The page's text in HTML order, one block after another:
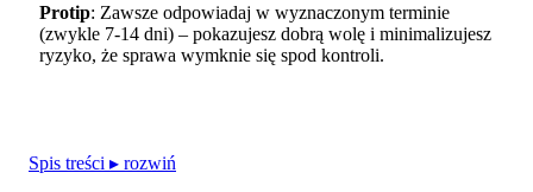
Protip: Zawsze odpowiadaj w wyznaczonym terminie
(zwykle 7-14 dni) – pokazujesz dobrą wolę i minimalizujesz
ryzyko, że sprawa wymknie się spod kontroli.
Spis treści ▸ rozwiń